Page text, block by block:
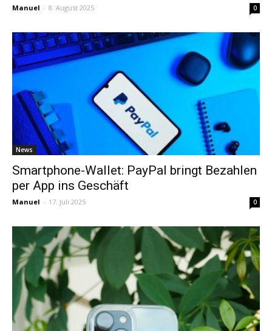
Manuel - 8. August 2025 0
News
Smartphone-Wallet: PayPal bringt Bezahlen
per App ins Geschäft
Manuel - 17. Juli 2025 0